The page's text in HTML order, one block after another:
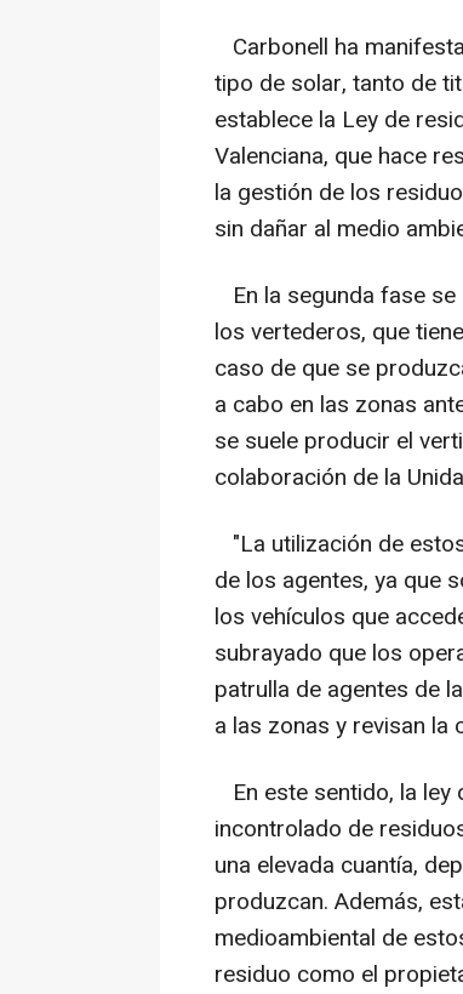
Carbonell ha
tipo de solar, tanto de
establece la Ley de
Valenciana, que hace
la gestión de los
sin dañar al medio
En la segunda fase
los vertederos, que
caso de que se
a cabo en las zonas
se suele producir el
colaboración de la
"La utilización de
de los agentes, ya que
los vehículos que
subrayado que los
patrulla de agentes de
a las zonas y revisan la
En este sentido, la
incontrolado de
una elevada cuantía,
produzcan. Además,
medioambiental de
residuo como el